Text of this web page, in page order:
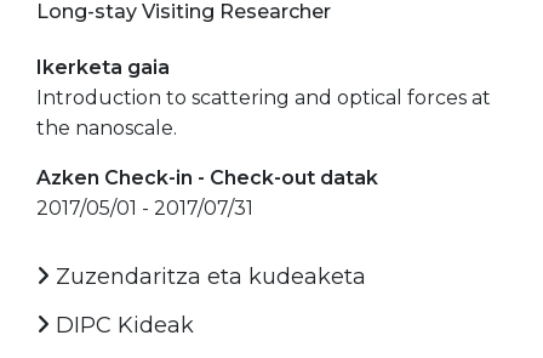
Long-stay Visiting Researcher
Ikerketa gaia
Introduction to scattering and optical forces at
the nanoscale.
Azken Check-in - Check-out datak
2017/05/01 - 2017/07/31
Zuzendaritza eta kudeaketa
DIPC Kideak